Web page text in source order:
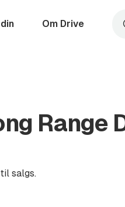
Om Drive
Range
salgs.